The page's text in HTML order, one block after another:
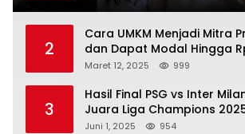
2
Cara UMKM Menjadi Mitra
dan Dapat Modal Hingga
Maret 12, 2025 999
3
Hasil Final PSG vs Inter
Juara Liga Champions
Nerazzurri
Juni 1, 2025 954